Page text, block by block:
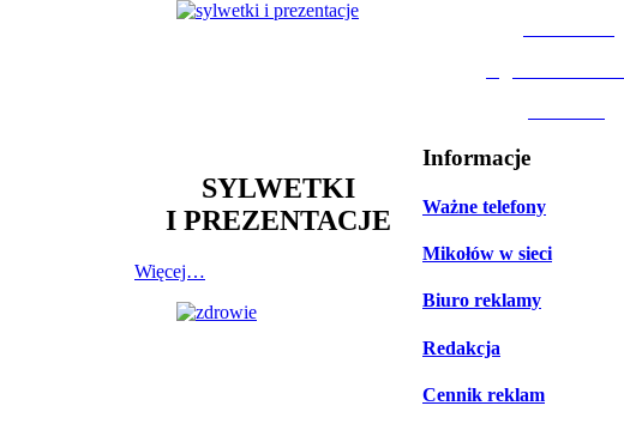
SYLWETKI
I PREZENTACJE
Więcej…
Informacje
Ważne telefony
Mikołów w sieci
Biuro reklamy
Redakcja
Cennik reklam